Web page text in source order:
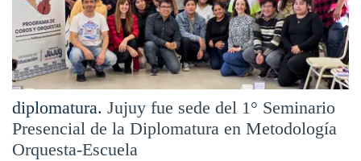
diplomatura. Jujuy fue sede del 1° Seminario
Presencial de la Diplomatura en Metodología
Orquesta-Escuela